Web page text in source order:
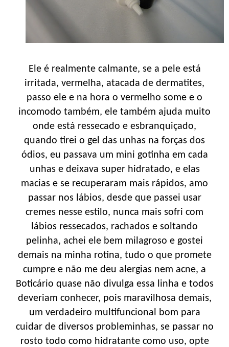
Ele é realmente calmante, se a pele está
irritada, vermelha, atacada de dermatites,
passo ele e na hora o vermelho some e o
incomodo também, ele também ajuda muito
onde está ressecado e esbranquiçado,
quando tirei o gel das unhas na forças dos
ódios, eu passava um mini gotinha em cada
unhas e deixava super hidratado, e elas
macias e se recuperaram mais rápidos, amo
passar nos lábios, desde que passei usar
cremes nesse estilo, nunca mais sofri com
lábios ressecados, rachados e soltando
pelinha, achei ele bem milagroso e gostei
demais na minha rotina, tudo o que promete
cumpre e não me deu alergias nem acne, a
Boticário quase não divulga essa linha e todos
deveriam conhecer, pois maravilhosa demais,
um verdadeiro multifuncional bom para
cuidar de diversos probleminhas, se passar no
rosto todo como hidratante como uso, opte